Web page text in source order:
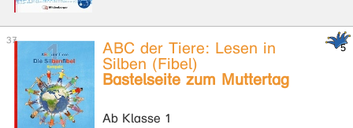
ABC der Tiere: Lesen in
Silben (Fibel)
Bastelseite zum Muttertag
Ab Klasse 1